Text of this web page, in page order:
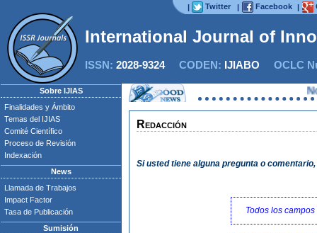
| Twitter | Facebook |
International Journal of
ISSN: 2028-9324CODEN: IJIABO OCLC
Sobre IJIAS
Finalidades y Ámbito
Temas del IJIAS
Comité Científico
Proceso de Revisión
Indexación
News
Llamada de Trabajos
Impact Factor
Tasa de Publicación
Sumisión
Now
Redacción
Si usted tiene alguna pregunta o
Todos los